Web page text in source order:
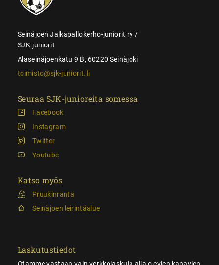
Seinäjoen Jalkapallokerho-juniorit ry /
SJK-juniorit
Alaseinäjoenkatu 9 B, 60220 Seinäjoki
toimisto@sjk-juniorit.fi
Seuraa SJK-junioreita somessa
Facebook
Instagram
Twitter
Youtube
Katso myös
Pruukinranta
Seinäjoen leirintäalue
Laskutustiedot
Otamme vastaan vain verkkolaskuja alla olevien kanavien